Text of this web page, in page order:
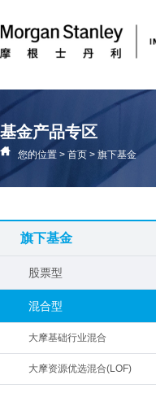
基金产品专区
您的位置 > 首页 > 旗下基金
旗下基金
股票型
混合型
大摩基础行业混合
大摩资源优选混合(LOF)